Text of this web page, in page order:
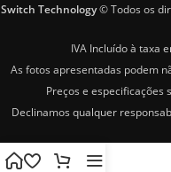
Switch Technology© Todos os
IVA Incluído à taxa
As fotos apresentadas podem
Preços e especificações
Declinamos qualquer